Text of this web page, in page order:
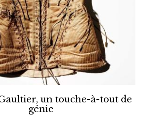
un touche-à-tout de
génie